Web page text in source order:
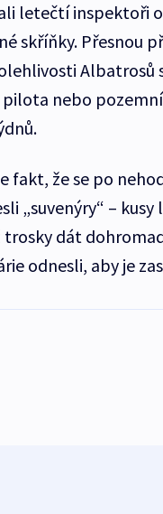
letečtí inspektoři
skříňky. Přesnou
Albatrosů
nebo
fakt, že se po
„suvenýry“ –
dát
odnesli, aby je